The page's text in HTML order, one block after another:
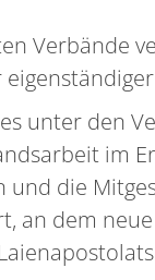
Verbände
unter den
im
die
an dem